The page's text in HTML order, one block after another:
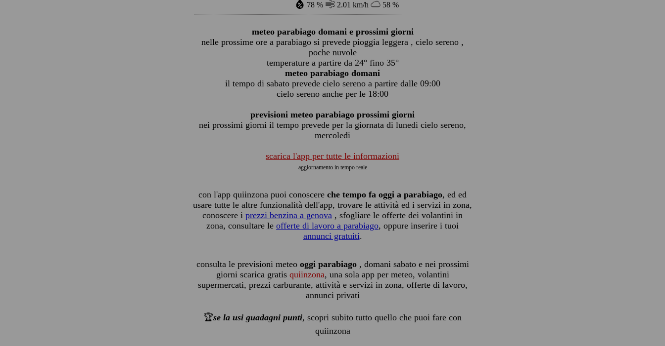
78 % 2.01 km/h 58 %
meteo parabiago domani e prossimi giorni
nelle prossime ore a parabiago si prevede pioggia leggera , cielo sereno ,
poche nuvole
temperature a partire da 24° fino 35°
meteo parabiago domani
il tempo di sabato prevede cielo sereno a partire dalle 09:00
cielo sereno anche per le 18:00
previsioni meteo parabiago prossimi giorni
nei prossimi giorni il tempo prevede per la giornata di lunedi cielo sereno,
mercoledi
scarica l'app per tutte le informazioni
aggiornamento in tempo reale
con l'app quiinzona puoi conoscere che tempo fa oggi a parabiago, ed ed
usare tutte le altre funzionalità dell'app, trovare le attività ed i servizi in zona,
conoscere i prezzi benzina a genova , sfogliare le offerte dei volantini in
zona, consultare le offerte di lavoro a parabiago, oppure inserire i tuoi
annunci gratuiti.
consulta le previsioni meteo oggi parabiago , domani sabato e nei prossimi
giorni scarica gratis quiinzona, una sola app per meteo, volantini
supermercati, prezzi carburante, attività e servizi in zona, offerte di lavoro,
annunci privati
🏆se la usi guadagni punti, scopri subito tutto quello che puoi fare con
quiinzona